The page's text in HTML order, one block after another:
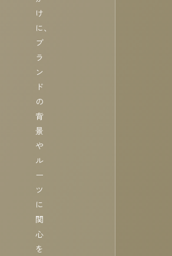
け
に、
ブ
ラ
ン
ド
の
背
景
や
ル
ー
ツ
に
関
心
を